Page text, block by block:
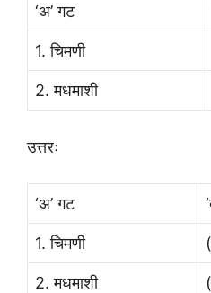
‘अ’ गट
1. चिमणी
2. मधमाशी
उत्तरः
‘अ’ गट
1. चिमणी
2. मधमाशी